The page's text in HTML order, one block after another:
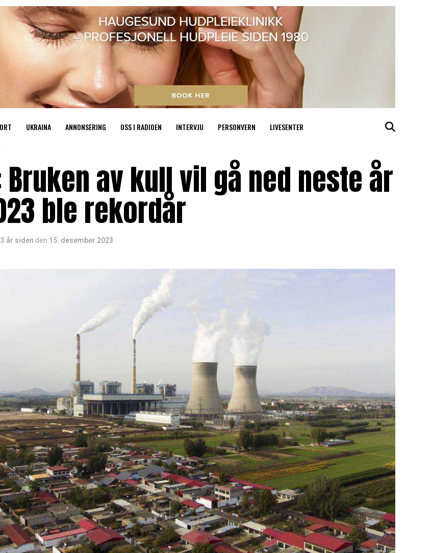
UKRAINA ANNONSERING OSS I RADIOEN INTERVJU PERSONVERN LIVESENTER
Bruken av kull vil gå ned neste år
ble rekordår
3 år siden den 15. desember 2023